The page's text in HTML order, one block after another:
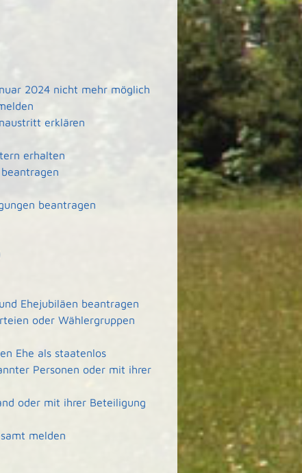
2024 nicht mehr möglich
erklären
erhalten
beantragen
Ehejubiläen beantragen
oder Wählergruppen
Ehe als staatenlos
Personen oder mit ihrer
oder mit ihrer Beteiligung
melden